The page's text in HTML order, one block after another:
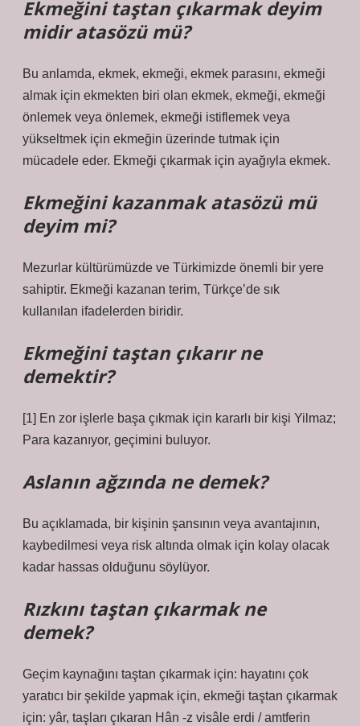
Ekmeğini taştan çıkarmak deyim
midir atasözü mü?
Bu anlamda, ekmek, ekmeği, ekmek parasını, ekmeği
almak için ekmekten biri olan ekmek, ekmeği, ekmeği
önlemek veya önlemek, ekmeği istiflemek veya
yükseltmek için ekmeğin üzerinde tutmak için
mücadele eder. Ekmeği çıkarmak için ayağıyla ekmek.
Ekmeğini kazanmak atasözü mü
deyim mi?
Mezurlar kültürümüzde ve Türkimizde önemli bir yere
sahiptir. Ekmeği kazanan terim, Türkçe’de sık
kullanılan ifadelerden biridir.
Ekmeğini taştan çıkarır ne
demektir?
[1] En zor işlerle başa çıkmak için kararlı bir kişi Yilmaz;
Para kazanıyor, geçimini buluyor.
Aslanın ağzında ne demek?
Bu açıklamada, bir kişinin şansının veya avantajının,
kaybedilmesi veya risk altında olmak için kolay olacak
kadar hassas olduğunu söylüyor.
Rızkını taştan çıkarmak ne
demek?
Geçim kaynağını taştan çıkarmak için: hayatını çok
yaratıcı bir şekilde yapmak için, ekmeği taştan çıkarmak
için: yâr, taşları çıkaran Hân -z visâle erdi / amtferin